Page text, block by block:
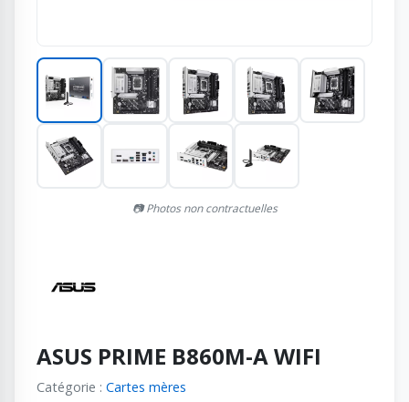
📷 Photos non contractuelles
ASUS PRIME B860M-A WIFI
Catégorie : Cartes mères